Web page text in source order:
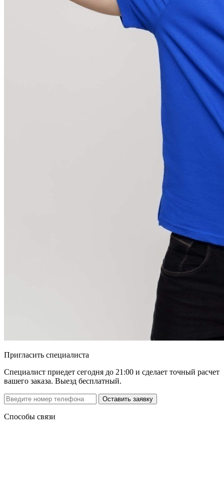
Пригласить специалиста
Специалист приедет сегодня до 21:00 и сделает точный расчет
вашего заказа. Выезд бесплатный.
Способы связи